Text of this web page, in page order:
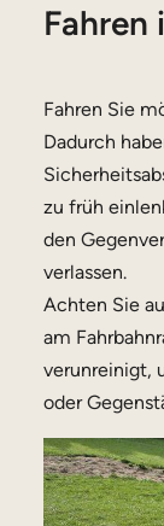
Fahren
Fahren Sie
Dadurch
zu früh
den
verlassen.
Achten Sie
am
verunreinigt,
oder